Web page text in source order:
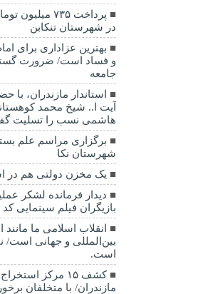
پرداخت ۷۳۵
در شهرستان تنکابن
بهترین عزاداری برای
و فساد است/ ضرورت
جامعه
استاندار مازندران،
آیت ا.. شیخ محمد
هاشمی نسب را تسلیت
برگزاری مراسم علم
شهرستان نکا
یک مخزن دولتی هم در
بازیگران فیلم سینمایی کد ۱۳۳
انقلاب اسلامی ما
بین‌المللی و جهانی است/
است.
کشف ۱۵ مرکز
مازندران/ با متخلفان